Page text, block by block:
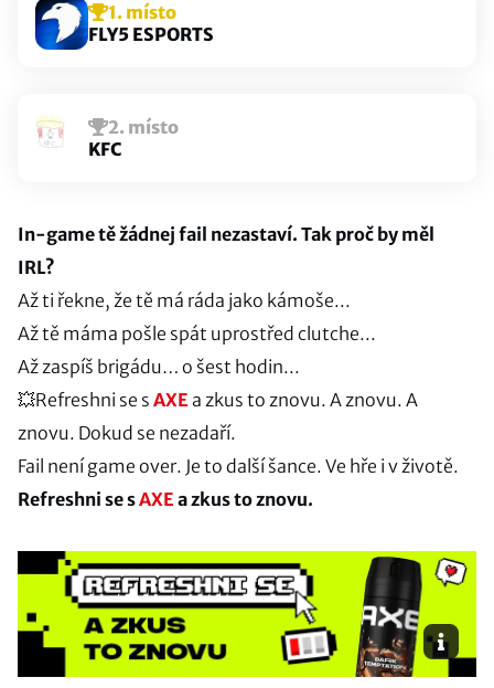
1. místo
FLY5 ESPORTS
2. místo
KFC
In-game tě žádnej fail nezastaví. Tak proč by měl
IRL?
Až ti řekne, že tě má ráda jako kámoše...
Až tě máma pošle spát uprostřed clutche...
Až zaspíš brigádu… o šest hodin...
💥Refreshni se s AXEa zkus to znovu. A znovu. A
znovu. Dokud se nezadaří.
Fail není game over. Je to další šance. Ve hře i v životě.
Refreshni se sAXEa zkus to znovu.